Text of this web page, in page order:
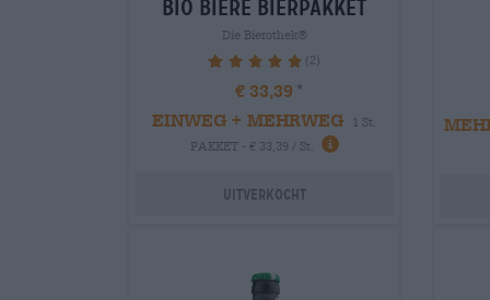
bio biere Bierpakket
Die Bierothek®
100% (2)
€ 33,39
EINWEG + MEHRWEG
1 St.
PAKKET - € 33,39 / St.
Uitverkocht